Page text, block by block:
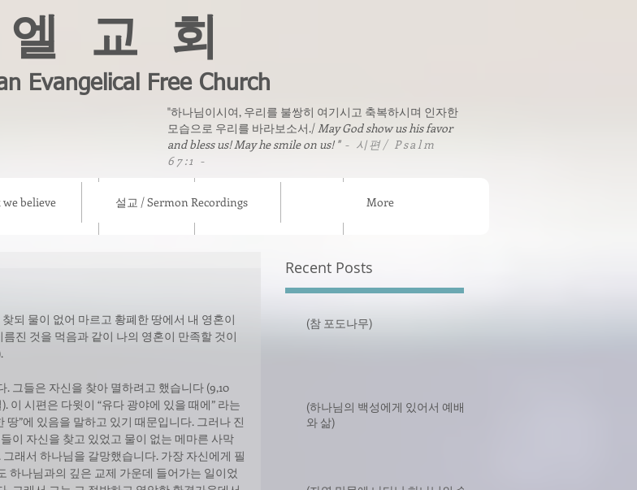
교 회
Evangelical Free Church
"하나님이시여, 우리를 불쌍히 여기시고 축복하시며 인자한
모습으로 우리를 바라보소서./May God show us his favor
and bless us! May he smile on us! " - 시편/ Psalm
67:1 -
Recordings 칼럼/ Column 선교소식/ Mission News 연락처 / Contact
believe 설교 / Sermon Recordings More
되 물이 없어 마르고 황폐한 땅에서 내 영혼이
진 것을 먹음과 같이 나의 영혼이 만족할 것이
그들은 자신을 찾아 멸하려고 했습니다 (9,10
이 시편은 다윗이 “유다 광야에 있을 때에” 라는
”에 있음을 말하고 있기 때문입니다. 그러나 진
이 자신을 찾고 있었고 물이 없는 메마른 사막
래서 하나님을 갈망했습니다. 가장 자신에게 필
하나님과의 깊은 교제 가운데 들어가는 일이었
Recent Posts
(참 포도나무)
(하나님의 백성에게 있어서 예배
와 삶)